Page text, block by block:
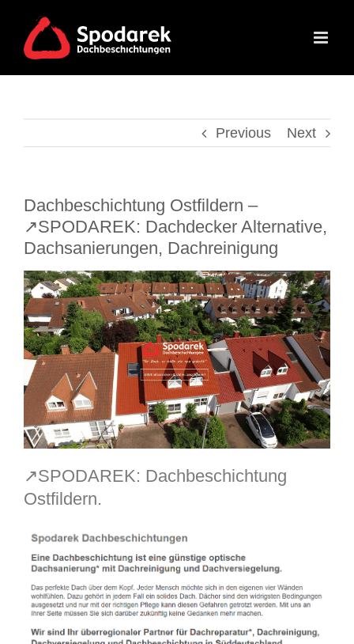
content
Previous Next
Dachbeschichtung Ostfildern –
↗️SPODAREK: Dachdecker Alternative,
Dachsanierungen, Dachreinigung
↗️SPODAREK: Dachbeschichtung
Ostfildern.